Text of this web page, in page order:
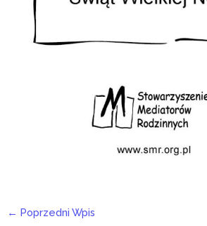
← Poprzedni Wpis